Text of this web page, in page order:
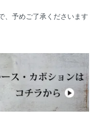
、予めご了承くださいます